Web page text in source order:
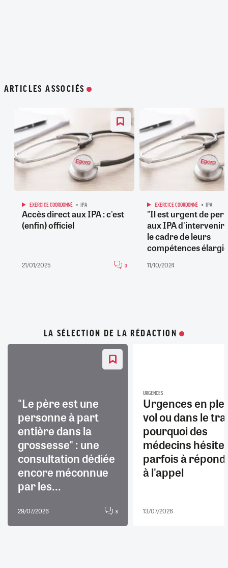
ARTICLES ASSOCIÉS
EXERCICE COORDONNÉ IPA
Accès direct aux IPA : c'est
(enfin) officiel
21/01/2025 0
EXERCICE COORDONNÉ IPA
"Il est urgent de
aux IPA d'intervenir
le cadre de leurs
compétences
11/10/2024
LA SÉLECTION DE LA RÉDACTION
"Le père est une
personne à part
entière dans la
grossesse" : une
consultation dédiée
encore méconnue
par les...
29/07/2026 8
URGENCES
Urgences en
vol ou dans le
pourquoi des
médecins
parfois à
à l'appel
13/07/2026